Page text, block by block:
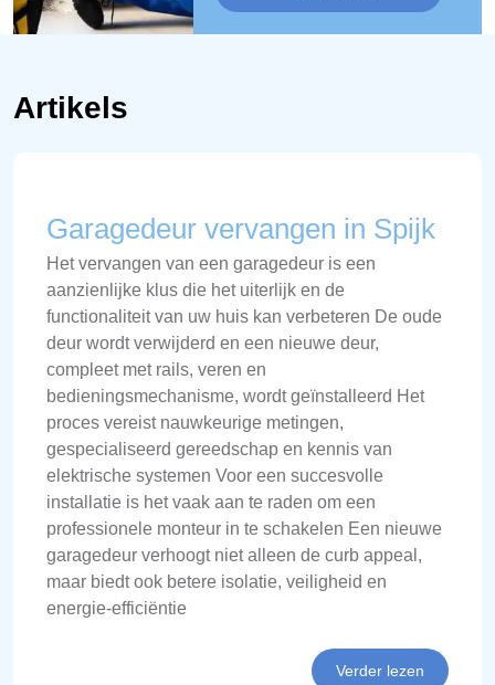
Artikels
Garagedeur vervangen in Spijk
Het vervangen van een garagedeur is een
aanzienlijke klus die het uiterlijk en de
functionaliteit van uw huis kan verbeteren De oude
deur wordt verwijderd en een nieuwe deur,
compleet met rails, veren en
bedieningsmechanisme, wordt geïnstalleerd Het
proces vereist nauwkeurige metingen,
gespecialiseerd gereedschap en kennis van
elektrische systemen Voor een succesvolle
installatie is het vaak aan te raden om een
professionele monteur in te schakelen Een nieuwe
garagedeur verhoogt niet alleen de curb appeal,
maar biedt ook betere isolatie, veiligheid en
energie-efficiëntie
Verder lezen